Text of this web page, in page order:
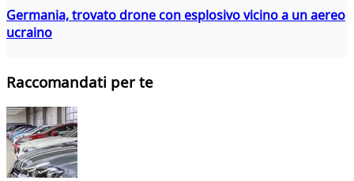
Germania, trovato drone con esplosivo vicino a un aereo
ucraino
Raccomandati per te